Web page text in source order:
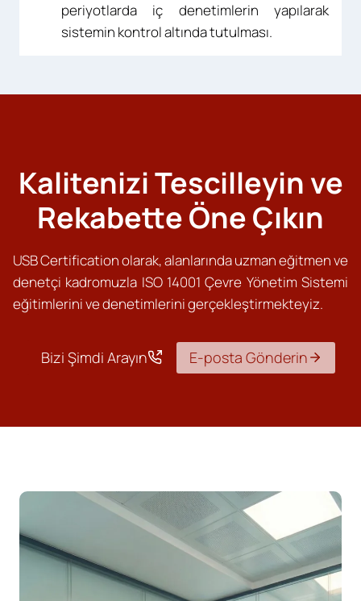
periyotlarda iç denetimlerin yapılarak
sistemin kontrol altında tutulması.
Kalitenizi Tescilleyin ve
Rekabette Öne Çıkın
USB Certification olarak, alanlarında uzman eğitmen ve
denetçi kadromuzla ISO 14001 Çevre Yönetim Sistemi
eğitimlerini ve denetimlerini gerçekleştirmekteyiz.
Bizi Şimdi Arayın E-posta Gönderin